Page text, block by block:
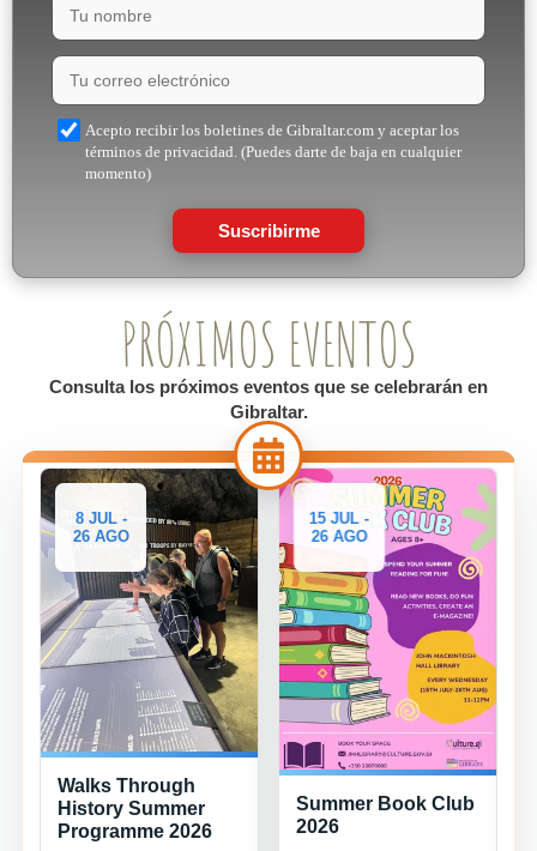
Acepto recibir los boletines de Gibraltar.com y aceptar los
términos de privacidad. (Puedes darte de baja en cualquier
momento)
Suscribirme
PRÓXIMOS EVENTOS
Consulta los próximos eventos que se celebrarán en
Gibraltar.
8 JUL -
26 AGO
Walks Through
History Summer
Programme 2026
15 JUL -
26 AGO
Summer Book Club
2026